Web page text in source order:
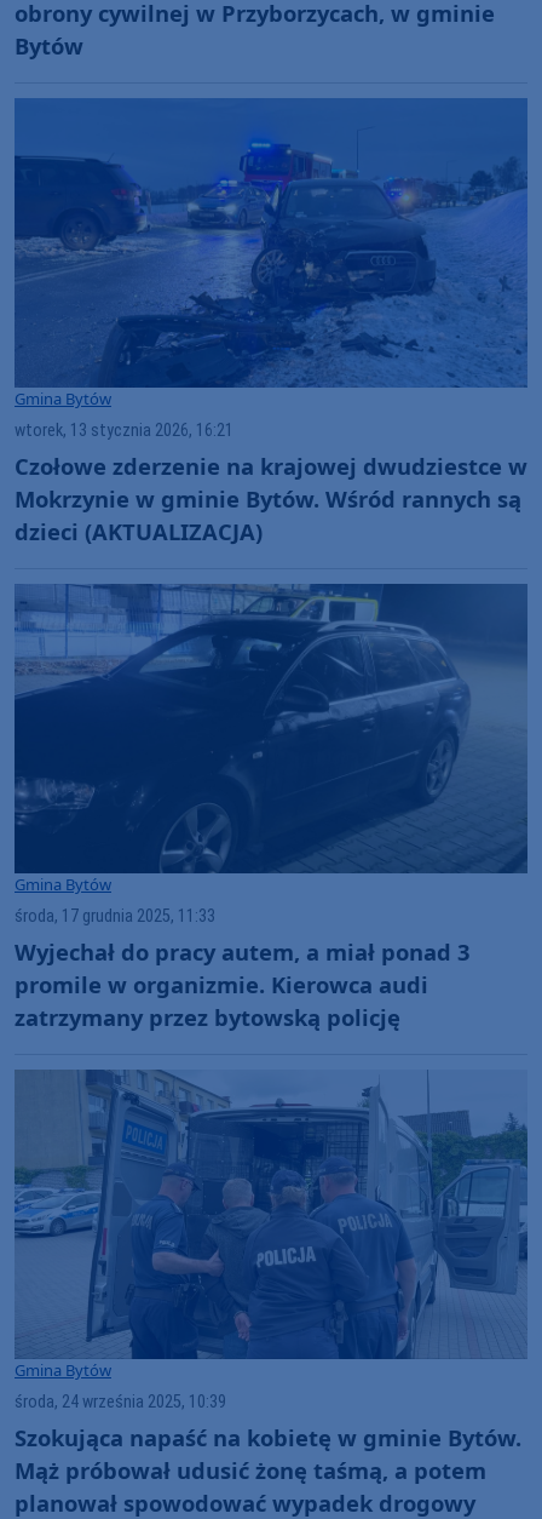
obrony cywilnej w Przyborzycach, w gminie
Bytów
Gmina Bytów
wtorek, 13 stycznia 2026, 16:21
Czołowe zderzenie na krajowej dwudziestce w
Mokrzynie w gminie Bytów. Wśród rannych są
dzieci (AKTUALIZACJA)
Gmina Bytów
środa, 17 grudnia 2025, 11:33
Wyjechał do pracy autem, a miał ponad 3
promile w organizmie. Kierowca audi
zatrzymany przez bytowską policję
Gmina Bytów
środa, 24 września 2025, 10:39
Szokująca napaść na kobietę w gminie Bytów.
Mąż próbował udusić żonę taśmą, a potem
planował spowodować wypadek drogowy